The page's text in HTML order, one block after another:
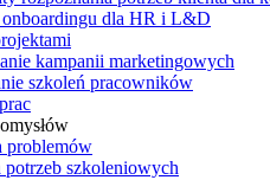
onboardingu dla HR i L&D
kampanii marketingowych
szkoleń pracowników
problemów
potrzeb szkoleniowych